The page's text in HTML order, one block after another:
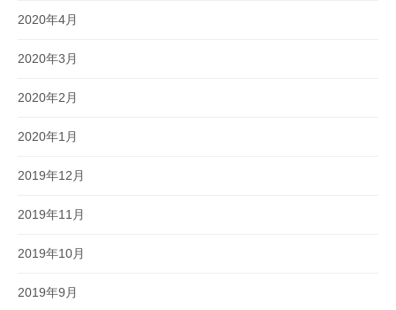
2020年4月
2020年3月
2020年2月
2020年1月
2019年12月
2019年11月
2019年10月
2019年9月